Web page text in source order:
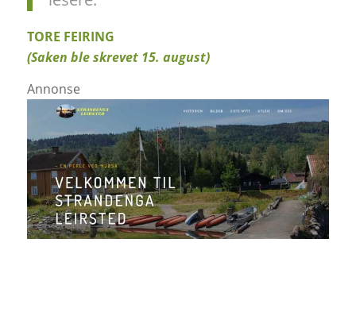
TORE FEIRING
(Saken ble skrevet 15. august)
Annonse